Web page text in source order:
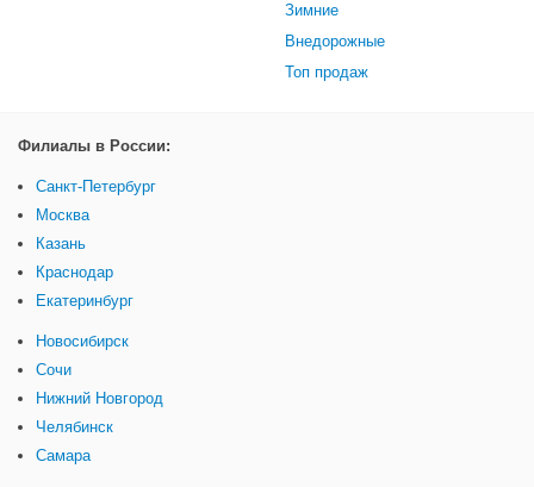
Зимние
Внедорожные
Топ продаж
Филиалы в России:
Санкт-Петербург
Москва
Казань
Краснодар
Екатеринбург
Новосибирск
Сочи
Нижний Новгород
Челябинск
Самара